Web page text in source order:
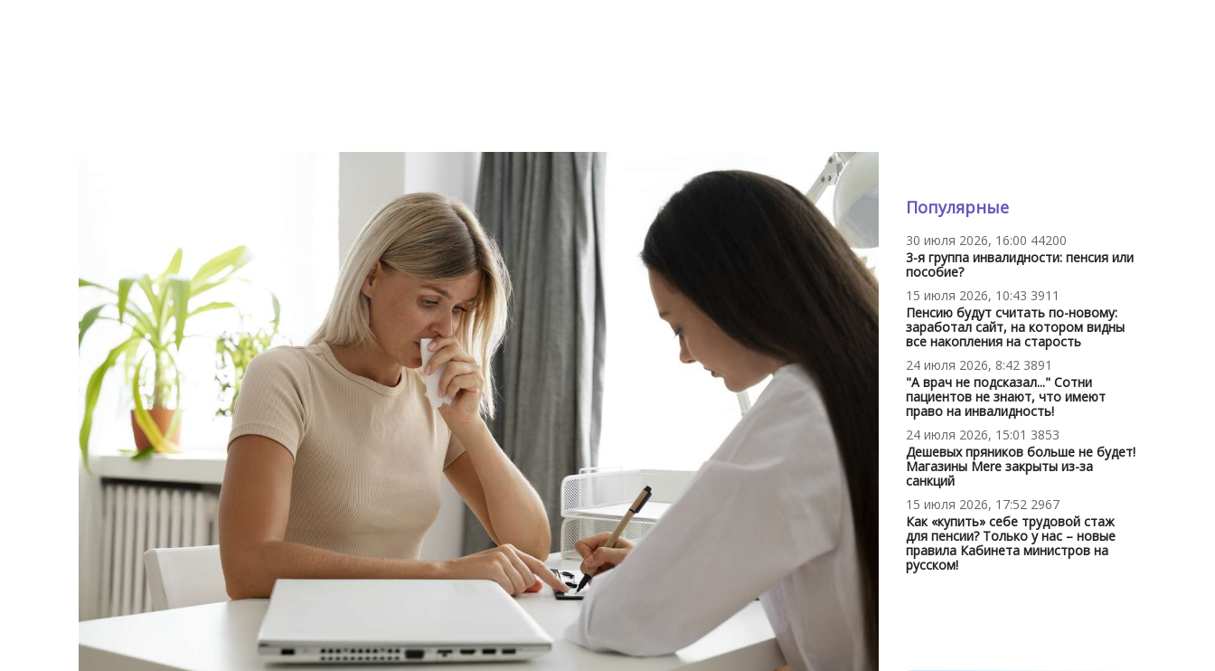
Популярные
30 июля 2026, 16:00 44200
3-я группа инвалидности: пенсия или
пособие?
15 июля 2026, 10:43 3911
Пенсию будут считать по-новому:
заработал сайт, на котором видны
все накопления на старость
24 июля 2026, 8:42 3891
"А врач не подсказал..." Сотни
пациентов не знают, что имеют
право на инвалидность!
24 июля 2026, 15:01 3853
Дешевых пряников больше не будет!
Магазины Mere закрыты из-за
санкций
15 июля 2026, 17:52 2967
Как «купить» себе трудовой стаж
для пенсии? Только у нас – новые
правила Кабинета министров на
русском!